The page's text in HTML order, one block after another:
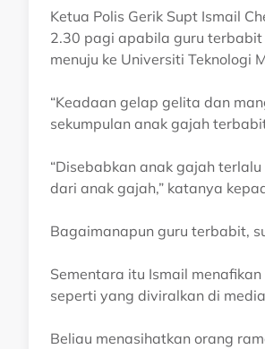
Ketua Polis Gerik Supt Ismail
2.30 pagi apabila guru
menuju ke Universiti Teknologi
“Keadaan gelap gelita dan
sekumpulan anak gajah
“Disebabkan anak gajah
dari anak gajah,” katanya
Bagaimanapun guru terbabit,
Sementara itu Ismail
seperti yang diviralkan di
Beliau menasihatkan orang